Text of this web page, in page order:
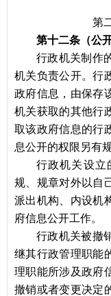
第
第十二条（公
行政机关制作
机关负责公开。行
政府信息，由保存
机关获取的其他行
取该政府信息的行
息公开的权限另有
行政机关设立
规、规章对外以自
派出机构、内设机
府信息公开工作。
行政机关被撤
继其行政管理职能
理职能所涉及政府
撤销或者变更决定